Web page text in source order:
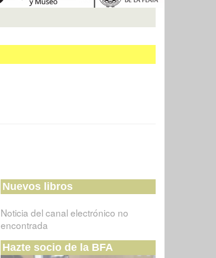
Nuevos libros
Noticia del canal electrónico no
encontrada
Hazte socio de la BFA